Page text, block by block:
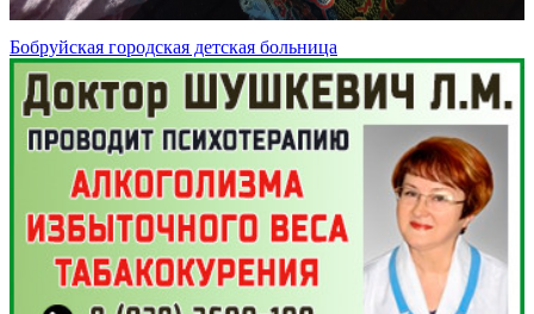
Бобруйская городская детская больница